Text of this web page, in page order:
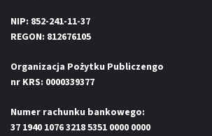
NIP: 852-241-11-37
REGON: 812676105
Organizacja Pożytku Publiczengo
nr KRS: 0000339377
Numer rachunku bankowego:
37 1940 1076 3218 5351 0000 0000